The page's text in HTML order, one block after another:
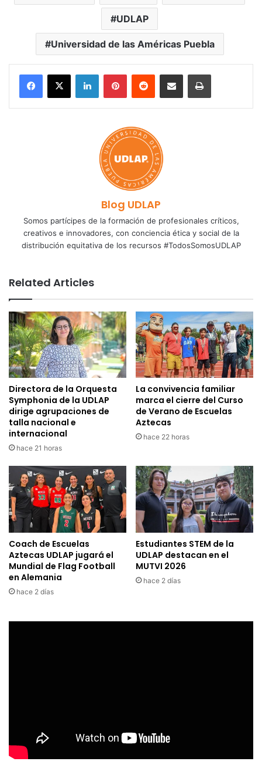
UDLAP
Universidad de las Américas Puebla
LinkedInPinterestReddit Share via Email Print
Blog UDLAP
Somos partícipes de la formación de profesionales críticos,
creativos e innovadores, con conciencia ética y social de la
distribución equitativa de los recursos #TodosSomosUDLAP
Related Articles
Directora de la Orquesta
Symphonia de la UDLAP
dirige agrupaciones de
talla nacional e
internacional
hace 21 horas
La convivencia familiar
marca el cierre del Curso
de Verano de Escuelas
Aztecas
hace 22 horas
Coach de Escuelas
Aztecas UDLAP jugará el
Mundial de Flag Football
en Alemania
hace 2 días
Estudiantes STEM de la
UDLAP destacan en el
MUTVI 2026
hace 2 días